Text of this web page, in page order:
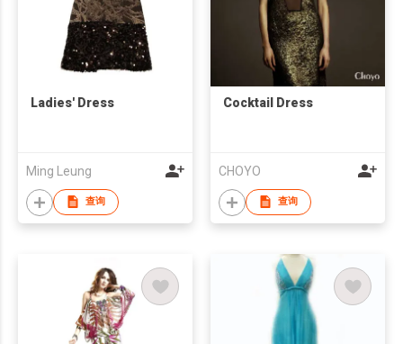
Ladies' Dress
Ming Leung
查询
Cocktail Dress
CHOYO
查询